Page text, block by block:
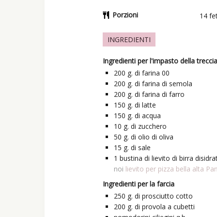
Porzioni 14
INGREDIENTI
Ingredienti per l'impasto della treccia
200 g. di farina 00
200 g. di farina di semola
200 g. di farina di farro
150 g. di latte
150 g. di acqua
10 g. di zucchero
50 g. di olio di oliva
15 g. di sale
1 bustina di lievito di birra
noi lievito per pizza bella alta
Ingredienti per la farcia
250 g. di prosciutto cotto
200 g. di provola a cubetti